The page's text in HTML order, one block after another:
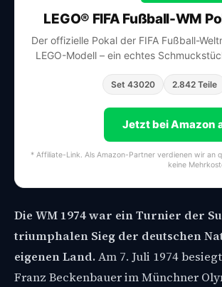
LEGO® FIFA Fußball-WM
Der offizielle Pokal der FIFA Fußball-
LEGO-Modell – ein echtes
Set 43020 2.842 Teile
Jetzt bei Amazon
* Affiliate-Link. Als Amazon-Partner verdienen wir an
keine
Die WM 1974 war ein Turnier der
triumphalen Sieg der deutschen
eigenen Land.Am 7. Juli 1974
Franz Beckenbauer im Münchner